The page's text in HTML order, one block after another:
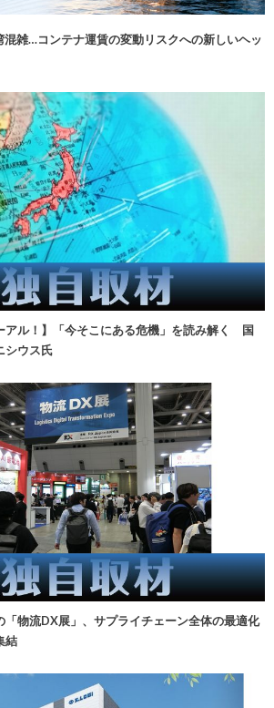
混雑…コンテナ運賃の変動リスクへの新しいヘッ
アル！】「今そこにある危機」を読み解く 国
シウス氏
「物流DX展」、サプライチェーン全体の最適化
結